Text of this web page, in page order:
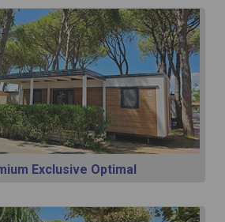
Exclusive Optimal